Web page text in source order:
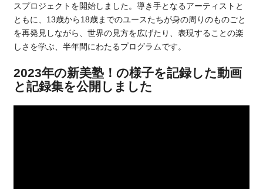
スプロジェクトを開始しました。導き手となるアーティストと
ともに、13歳から18歳までのユースたちが身の周りのものごと
を再発見しながら、世界の見方を広げたり、表現することの楽
しさを学ぶ、半年間にわたるプログラムです。
2023年の新美塾！の様子を記録した動画
と記録集を公開しました